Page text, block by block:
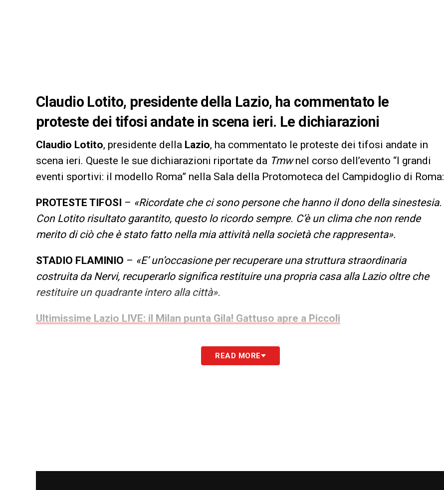
Claudio Lotito, presidente della Lazio, ha commentato le
proteste dei tifosi andate in scena ieri. Le dichiarazioni
Claudio Lotito, presidente della Lazio, ha commentato le proteste dei tifosi andate in
scena ieri. Queste le sue dichiarazioni riportate da Tmwnel corso dell’evento “I grandi
eventi sportivi: il modello Roma” nella Sala della Protomoteca del Campidoglio di Roma:
PROTESTE TIFOSI – «Ricordate che ci sono persone che hanno il dono della sinestesia.
Con Lotito risultato garantito, questo lo ricordo sempre. C’è un clima che non rende
merito di ciò che è stato fatto nella mia attività nella società che rappresenta».
STADIO FLAMINIO – «E’ un’occasione per recuperare una struttura straordinaria
costruita da Nervi, recuperarlo significa restituire una propria casa alla Lazio oltre che
restituire un quadrante intero alla città».
Ultimissime Lazio LIVE: il Milan punta Gila! Gattuso apre a Piccoli
READ MORE